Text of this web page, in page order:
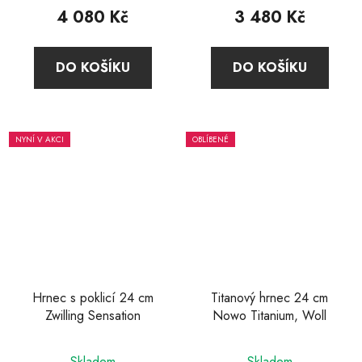
4 080 Kč
DO KOŠÍKU
produktu
3,9
z
3 480 Kč
DO KOŠÍKU
NYNÍ V AKCI
Hrnec s poklicí 24 cm
Zwilling Sensation
OBLÍBENÉ
Titanový hrnec 24 cm
Nowo Titanium, Woll